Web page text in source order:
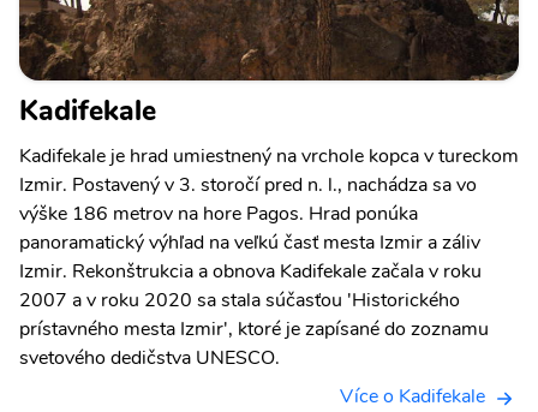
Kadifekale
Kadifekale je hrad umiestnený na vrchole kopca v tureckom
Izmir. Postavený v 3. storočí pred n. l., nachádza sa vo
výške 186 metrov na hore Pagos. Hrad ponúka
panoramatický výhľad na veľkú časť mesta Izmir a záliv
Izmir. Rekonštrukcia a obnova Kadifekale začala v roku
2007 a v roku 2020 sa stala súčasťou 'Historického
prístavného mesta Izmir', ktoré je zapísané do zoznamu
svetového dedičstva UNESCO.
Více o Kadifekale